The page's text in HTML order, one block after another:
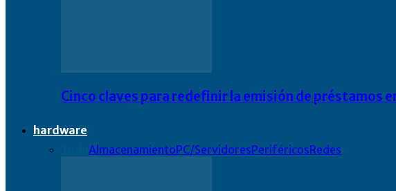
Cinco claves para redefinir la emisión de préstamos
hardware
AlmacenamientoPC/ServidoresPeriféricosRedes